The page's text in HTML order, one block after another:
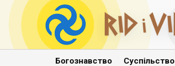
Богознавство Суспільство